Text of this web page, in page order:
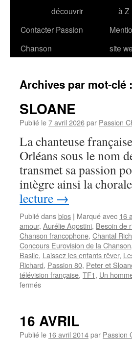
découvrir
à Z
Contacter Passion
Chanson
site
Archives par mot-clé :
SLOANE
Publié le7 avril 2026par Passion
La chanteuse
Orléans sous le nom
transmet sa passion
intègre ainsi la
lecture →
Publié dansbios | Marqué avec 16
amour, Aurélie Agostini, Besoin de
Chanson francophone, Chantal
Concours Eurovision de la Chanson,
Basile, Laissez les enfants rêver,
Richard, Passion 80, Peter et
télévision française, TF1, Un
ferméssur
16 AVRIL
Publié le 16 avril 2014par Passion